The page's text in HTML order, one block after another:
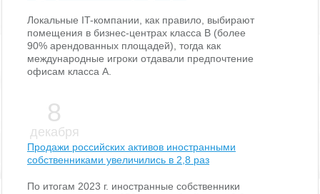
Локальные IT-компании, как правило, выбирают
помещения в бизнес-центрах класса В (более
90% арендованных площадей), тогда как
международные игроки отдавали предпочтение
офисам класса А.
8
декабря
Продажи российских активов иностранными
собственниками увеличились в 2,8 раз
По итогам 2023 г. иностранные собственники